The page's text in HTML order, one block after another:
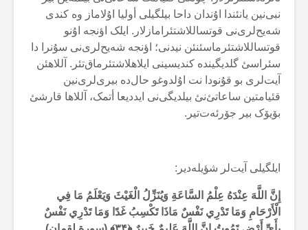
نبی‌نین یانئندا اۇندان داحا بیلگیلی أولیا اۇلاماز وە کندی
شەیح‌لری‌نی قوتساللاشتئرامازلار. ایلک اؤنجە اۇنو
قوتساللاشتئرماسئنئن نیدنی؛ اؤنجە شەیح‌لری‌نی سۇنرا دا
سئراسئ گلدیگیندە کندیسینی ایلاهلاشتئرماق‌تئر. آللاهئن
آیت‌لری بو قۇنودا نت اۇلدوغو حال‌دە بیری‌لری‌نین
قئیامتین ساعاتئ‌نئ بیلدیگی‌نی ایددیعا أتمک، آللاها قارشئ
بۆیۆک بیر جۆرئەت‌تیر.
ایلگیلی آیت‌لر شؤیلەدیر:
إِنَّ اللَّهَ عِنْدَهُ عِلْمُ السَّاعَةِ وَيُنَزِّلُ الْغَيْثَ وَيَعْلَمُ مَا فِي
الْأَرْحَامِ وَمَا تَدْرِي نَفْسٌ مَاذَا تَكْسِبُ غَدًا وَمَا تَدْرِي نَفْسٌ